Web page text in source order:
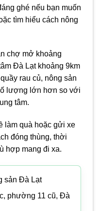
ghé nếu bạn muốn
tìm hiểu cách nông
chợ mở khoảng
Đà Lạt khoảng 9km
rau củ, nông sản
lượng lớn hơn so với
tâm.
làm quà hoặc gửi xe
đóng thùng, thời
hợp mang đi xa.
sản Đà Lạt
phường 11 cũ, Đà